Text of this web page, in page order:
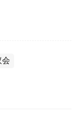
会